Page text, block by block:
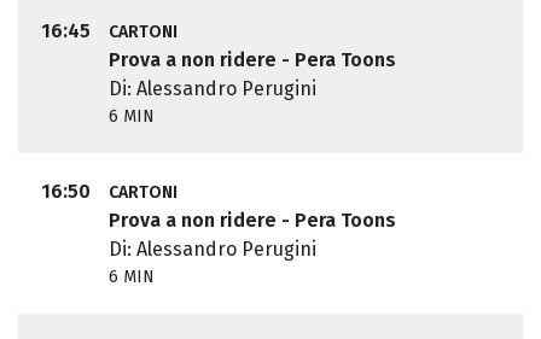
16:45 CARTONI
Prova a non ridere - Pera Toons
Di: Alessandro Perugini
6 MIN
16:50 CARTONI
Prova a non ridere - Pera Toons
Di: Alessandro Perugini
6 MIN